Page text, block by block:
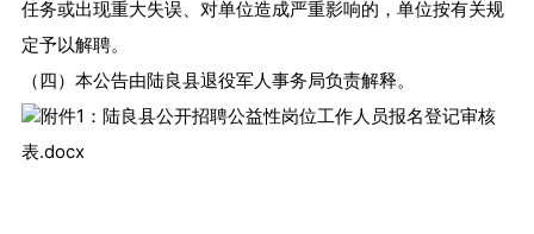
任务或出现重大失误、对单位造成严重影响的，单位按有关规
定予以解聘。
（四）本公告由陆良县退役军人事务局负责解释。
附件1：陆良县公开招聘公益性岗位工作人员报名登记审核
表.docx